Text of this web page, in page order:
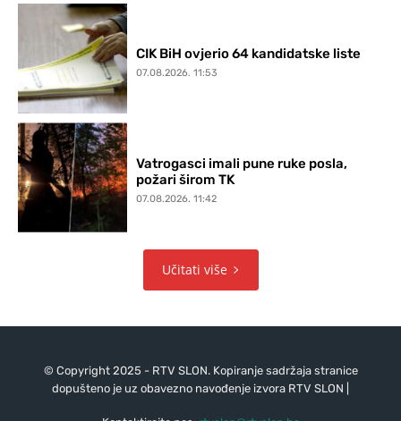
CIK BiH ovjerio 64 kandidatske liste
07.08.2026. 11:53
Vatrogasci imali pune ruke posla,
požari širom TK
07.08.2026. 11:42
Učitati više
© Copyright 2025 - RTV SLON. Kopiranje sadržaja stranice
dopušteno je uz obavezno navođenje izvora RTV SLON |